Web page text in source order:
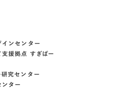
インセンター
援拠点 すぎぱー
究センター
ター